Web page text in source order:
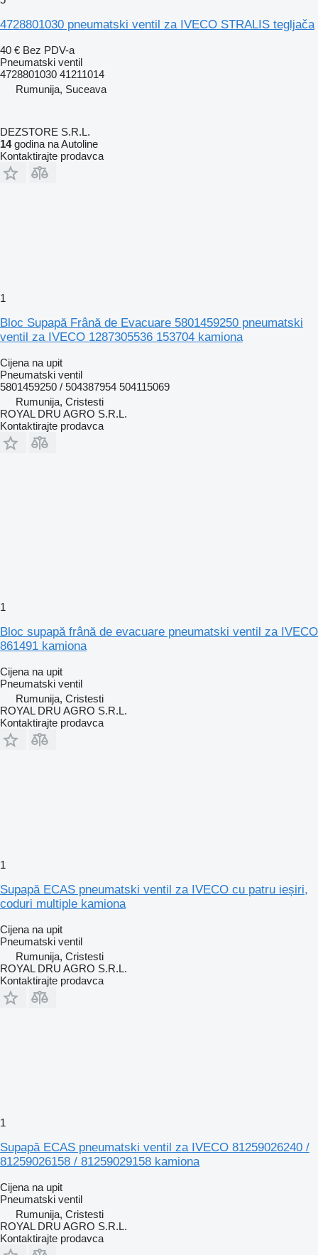
4728801030 pneumatski ventil za IVECO STRALIS tegljača
40 € Bez PDV-a
Pneumatski ventil
4728801030 41211014
Rumunija, Suceava
DEZSTORE S.R.L.
14godina na Autoline
Kontaktirajte prodavca
1
Bloc Supapă Frână de Evacuare 5801459250 pneumatski
ventil za IVECO 1287305536 153704 kamiona
Cijena na upit
Pneumatski ventil
5801459250 / 504387954 504115069
Rumunija, Cristesti
ROYAL DRU AGRO S.R.L.
Kontaktirajte prodavca
1
Bloc supapă frână de evacuare pneumatski ventil za IVECO
861491 kamiona
Cijena na upit
Pneumatski ventil
Rumunija, Cristesti
ROYAL DRU AGRO S.R.L.
Kontaktirajte prodavca
1
Supapă ECAS pneumatski ventil za IVECO cu patru ieșiri,
coduri multiple kamiona
Cijena na upit
Pneumatski ventil
Rumunija, Cristesti
ROYAL DRU AGRO S.R.L.
Kontaktirajte prodavca
1
Supapă ECAS pneumatski ventil za IVECO 81259026240 /
81259026158 / 81259029158 kamiona
Cijena na upit
Pneumatski ventil
Rumunija, Cristesti
ROYAL DRU AGRO S.R.L.
Kontaktirajte prodavca